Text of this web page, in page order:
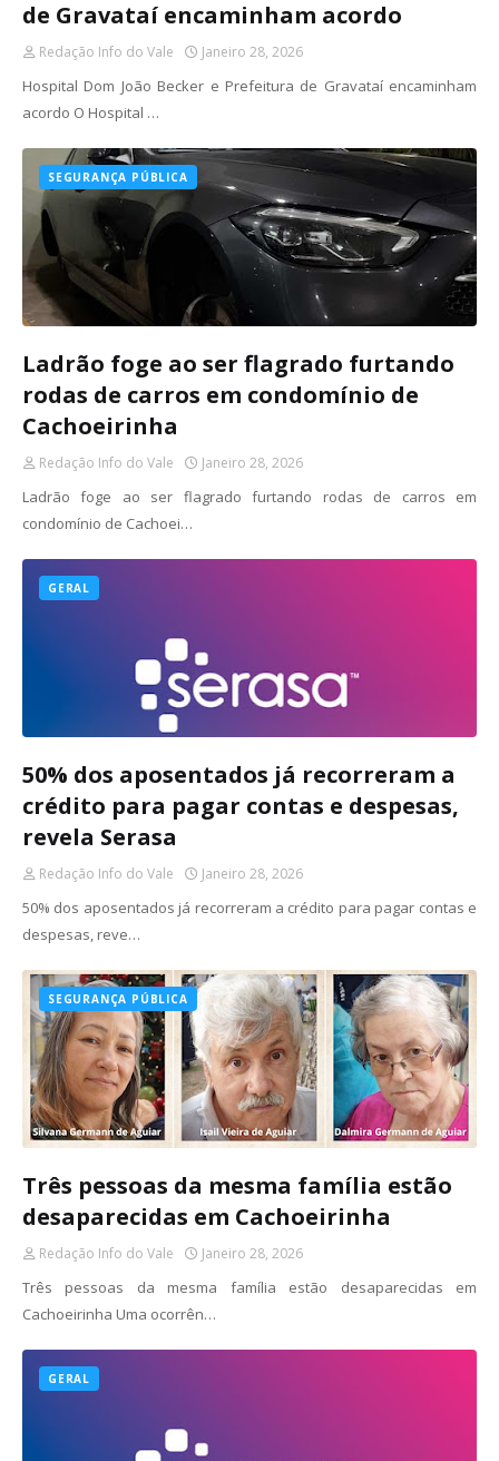
de Gravataí encaminham acordo
Redação Info do Vale Janeiro 28, 2026
Hospital Dom João Becker e Prefeitura de Gravataí encaminham
acordo O Hospital …
SEGURANÇA PÚBLICA
Ladrão foge ao ser flagrado furtando
rodas de carros em condomínio de
Cachoeirinha
Redação Info do Vale Janeiro 28, 2026
Ladrão foge ao ser flagrado furtando rodas de carros em
condomínio de Cachoei…
GERAL
50% dos aposentados já recorreram a
crédito para pagar contas e despesas,
revela Serasa
Redação Info do Vale Janeiro 28, 2026
50% dos aposentados já recorreram a crédito para pagar contas e
despesas, reve…
SEGURANÇA PÚBLICA
Três pessoas da mesma família estão
desaparecidas em Cachoeirinha
Redação Info do Vale Janeiro 28, 2026
Três pessoas da mesma família estão desaparecidas em
Cachoeirinha Uma ocorrên…
GERAL